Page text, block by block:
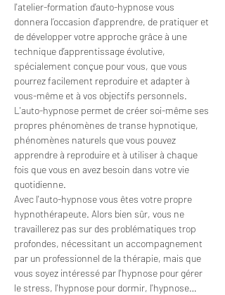
l'atelier-formation d’auto-hypnose vous
donnera l’occasion d'apprendre, de pratiquer et
de développer votre approche grâce à une
technique d’apprentissage évolutive,
spécialement conçue pour vous, que vous
pourrez facilement reproduire et adapter à
vous-même et à vos objectifs personnels.
​L'auto-hypnose permet de créer soi-même ses
propres phénomènes de transe hypnotique,
phénomènes naturels que vous pouvez
apprendre à reproduire et à utiliser à chaque
fois que vous en avez besoin dans votre vie
quotidienne.
Avec l'auto-hypnose vous êtes votre propre
hypnothérapeute. Alors bien sûr, vous ne
travaillerez pas sur des problématiques trop
profondes, nécessitant un accompagnement
par un professionnel de la thérapie, mais que
vous soyez intéressé par l'hypnose pour gérer
le stress, l'hypnose pour dormir, l'hypnose…